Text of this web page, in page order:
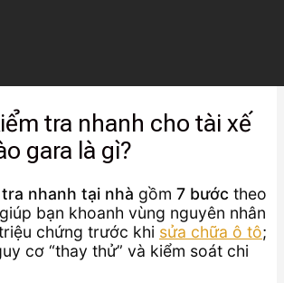
tra nhanh cho tài xế
gara là gì?
nhanh tại nhà gồm 7 bước theo
bạn khoanh vùng nguyên nhân
chứng trước khi sửa chữa ô tô;
cơ “thay thử” và kiểm soát chi